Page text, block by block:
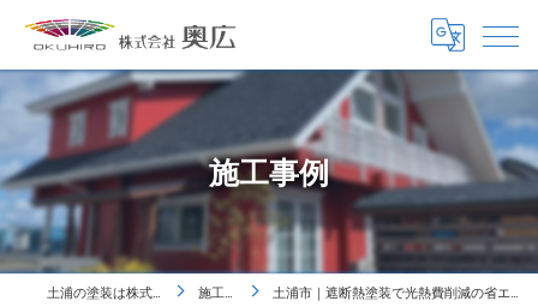
施工事例
土浦の塗装は株式会社奥広 施工事例 土浦市｜遮断熱塗装で光熱費削減の省エネ住宅へ！｜M様邸